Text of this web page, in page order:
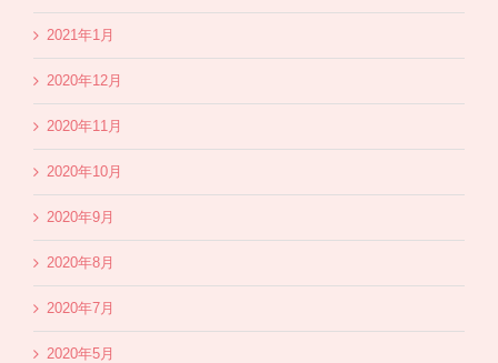
2021年1月
2020年12月
2020年11月
2020年10月
2020年9月
2020年8月
2020年7月
2020年5月